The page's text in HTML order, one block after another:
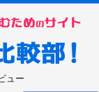
ュー